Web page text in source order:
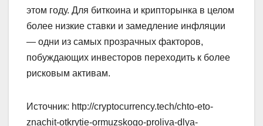
этом году. Для биткоина и крипторынка в целом
более низкие ставки и замедление инфляции
— одни из самых прозрачных факторов,
побуждающих инвесторов переходить к более
рисковым активам.
Источник: http://cryptocurrency.tech/chto-eto-
znachit-otkrytie-ormuzskogo-proliva-dlya-